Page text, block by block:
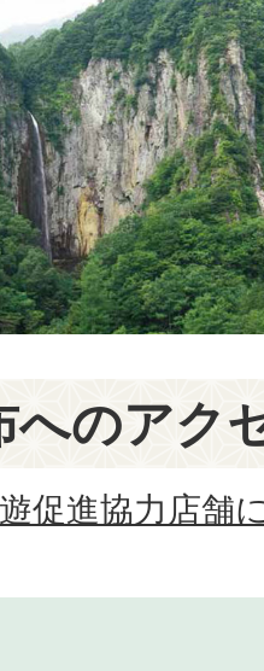
へのアク
促進協力店舗